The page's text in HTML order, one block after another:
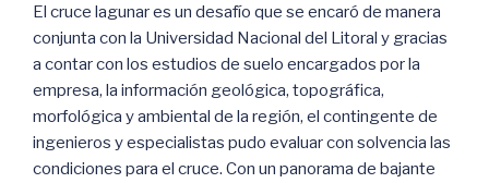
El cruce lagunar es un desafío que se encaró de manera
conjunta con la Universidad Nacional del Litoral y gracias
a contar con los estudios de suelo encargados por la
empresa, la información geológica, topográfica,
morfológica y ambiental de la región, el contingente de
ingenieros y especialistas pudo evaluar con solvencia las
condiciones para el cruce. Con un panorama de bajante